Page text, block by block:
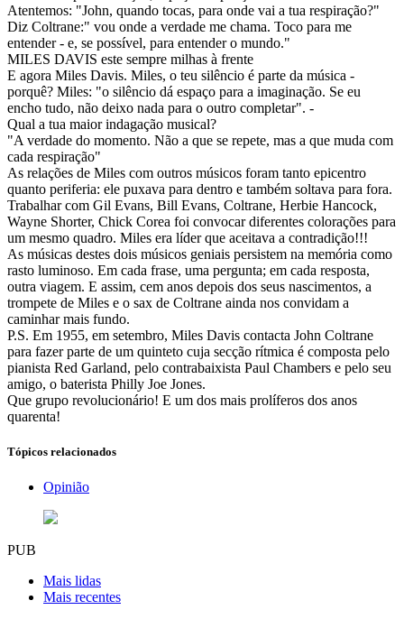
Atentemos: "John, quando tocas, para onde vai a tua respiração?"
Diz Coltrane:" vou onde a verdade me chama. Toco para me
entender - e, se possível, para entender o mundo."
MILES DAVIS este sempre milhas à frente
E agora Miles Davis. Miles, o teu silêncio é parte da música -
porquê? Miles: "o silêncio dá espaço para a imaginação. Se eu
encho tudo, não deixo nada para o outro completar". -
Qual a tua maior indagação musical?
"A verdade do momento. Não a que se repete, mas a que muda com
cada respiração"
As relações de Miles com outros músicos foram tanto epicentro
quanto periferia: ele puxava para dentro e também soltava para fora.
Trabalhar com Gil Evans, Bill Evans, Coltrane, Herbie Hancock,
Wayne Shorter, Chick Corea foi convocar diferentes colorações para
um mesmo quadro. Miles era líder que aceitava a contradição!!!
As músicas destes dois músicos geniais persistem na memória como
rasto luminoso. Em cada frase, uma pergunta; em cada resposta,
outra viagem. E assim, cem anos depois dos seus nascimentos, a
trompete de Miles e o sax de Coltrane ainda nos convidam a
caminhar mais fundo.
P.S. Em 1955, em setembro, Miles Davis contacta John Coltrane
para fazer parte de um quinteto cuja secção rítmica é composta pelo
pianista Red Garland, pelo contrabaixista Paul Chambers e pelo seu
amigo, o baterista Philly Joe Jones.
Que grupo revolucionário! E um dos mais prolíferos dos anos
quarenta!
Tópicos relacionados
Opinião
PUB
Mais lidas
Mais recentes